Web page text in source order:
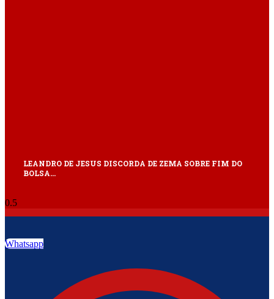
LEANDRO DE JESUS DISCORDA DE ZEMA SOBRE FIM DO
BOLSA…
Whatsapp